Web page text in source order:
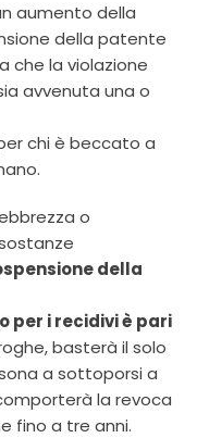
aumento della
della patente
che la violazione
avvenuta una o
chi è beccato a
o
della
per i recidivi è pari
basterà il solo
a sottoporsi a
la revoca
fino a tre anni.